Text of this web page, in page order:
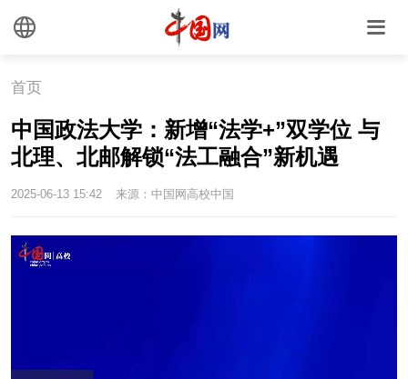
首页
中国政法大学：新增“法学+”双学位 与
北理、北邮解锁“法工融合”新机遇
2025-06-13 15:42 来源：中国网高校中国